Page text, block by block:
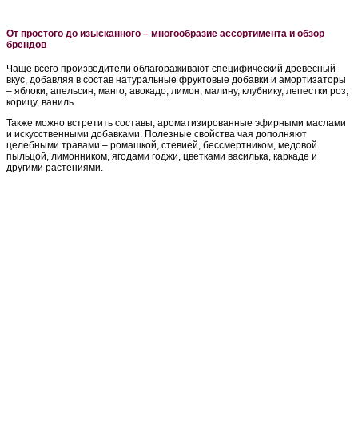
От простого до изысканного – многообразие ассортимента и обзор
брендов
Чаще всего производители облагораживают специфический древесный
вкус, добавляя в состав натуральные фруктовые добавки и амортизаторы
– яблоки, апельсин, манго, авокадо, лимон, малину, клубнику, лепестки роз,
корицу, ваниль.
Также можно встретить составы, ароматизированные эфирными маслами
и искусственными добавками. Полезные свойства чая дополняют
целебными травами – ромашкой, стевией, бессмертником, медовой
пыльцой, лимонником, ягодами годжи, цветками василька, каркаде и
другими растениями.